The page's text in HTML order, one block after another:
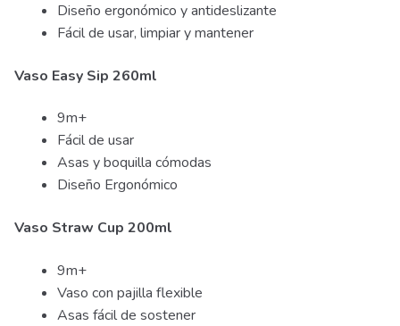
Diseño ergonómico y antideslizante
Fácil de usar, limpiar y mantener
Vaso Easy Sip 260ml
9m+
Fácil de usar
Asas y boquilla cómodas
Diseño Ergonómico
Vaso Straw Cup 200ml
9m+
Vaso con pajilla flexible
Asas fácil de sostener